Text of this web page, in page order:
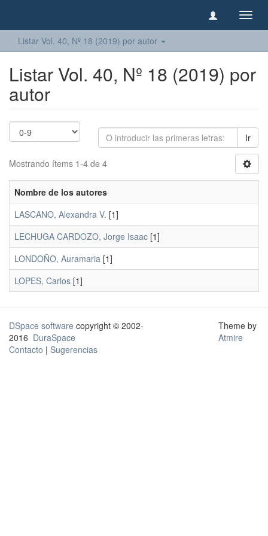
Listar Vol. 40, Nº 18 (2019) por autor
Listar Vol. 40, Nº 18 (2019) por
autor
Ir
Mostrando ítems 1-4 de 4
Nombre de los autores
LASCANO, Alexandra V. [1]
LECHUGA CARDOZO, Jorge Isaac [1]
LONDOÑO, Auramaria [1]
LOPES, Carlos [1]
DSpace software copyright © 2002-
2016 DuraSpace
Contacto | Sugerencias
Theme by
Atmire